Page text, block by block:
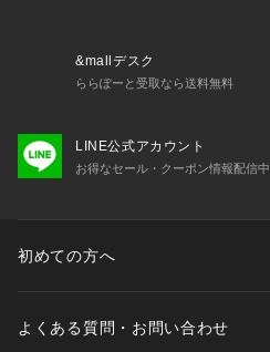
&mallデスク
ららぽーと受取なら送料無料
LINE公式アカウント
お得なセール・クーポン情報配信中
初めての方へ
よくある質問・お問い合わせ